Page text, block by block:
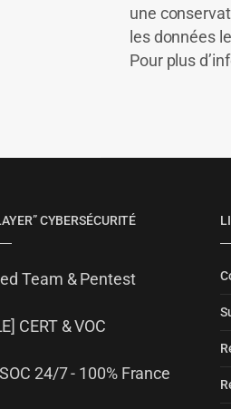
une
les données
Pour plus
CYBERSÉCURITÉ
Team & Pentest
CERT & VOC
24/7 - 100% France